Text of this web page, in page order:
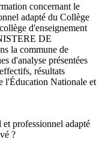
concernant le
adapté du Collège
collège d'enseignement
DE
la commune de
d'analyse présentées
résultats
l'Éducation Nationale et
professionnel adapté
?